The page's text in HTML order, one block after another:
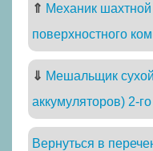
⇑ Механик шахтной
поверхностного
⇓ Мешальщик
аккумуляторов) 2-
Вернуться в